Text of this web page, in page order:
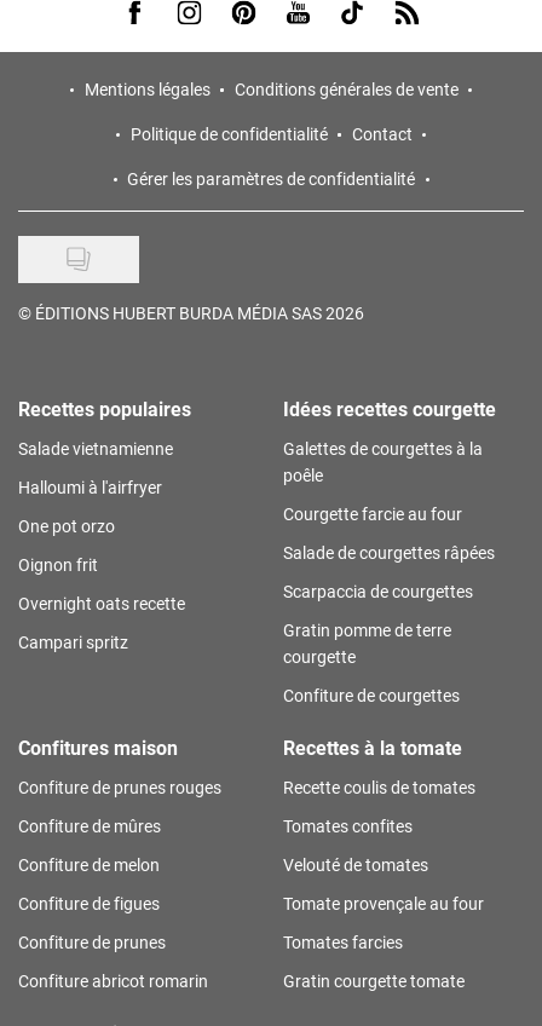
Visit us on Facebook
Visit us on Instagram
Visit us on Pinterest
Visit us on Youtube
Visit us on Tiktok
Visit us on Rss
Mentions légales
Conditions générales de vente
Politique de confidentialité
Contact
Gérer les paramètres de confidentialité
© ÉDITIONS HUBERT BURDA MÉDIA SAS 2026
Recettes populaires
Salade vietnamienne
Halloumi à l'airfryer
One pot orzo
Oignon frit
Overnight oats recette
Campari spritz
Idées recettes courgette
Galettes de courgettes à la
poêle
Courgette farcie au four
Salade de courgettes râpées
Scarpaccia de courgettes
Gratin pomme de terre
courgette
Confiture de courgettes
Confitures maison
Confiture de prunes rouges
Confiture de mûres
Confiture de melon
Confiture de figues
Confiture de prunes
Confiture abricot romarin
Recettes à la tomate
Recette coulis de tomates
Tomates confites
Velouté de tomates
Tomate provençale au four
Tomates farcies
Gratin courgette tomate